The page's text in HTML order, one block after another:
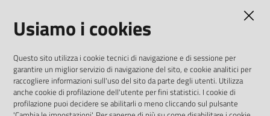
solo alle condizioni previste dalla direttiva
comunitaria 2003/98/CE e dal d.lgs. 36/2006
SOCIAL
Usiamo i cookies
Questo sito utilizza i cookie tecnici di navigazione e di sessione per
garantire un miglior servizio di navigazione del sito, e cookie analitici per
raccogliere informazioni sull'uso del sito da parte degli utenti. Utilizza
anche cookie di profilazione dell'utente per fini statistici. I cookie di
profilazione puoi decidere se abilitarli o meno cliccando sul pulsante